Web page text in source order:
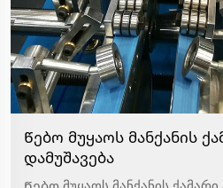
Წებო მუყაოს მანქანის
დამუშავება